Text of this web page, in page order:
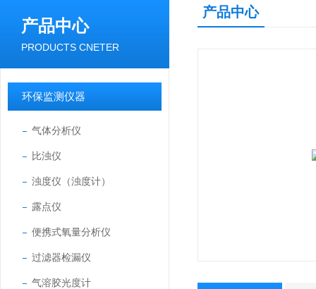
产品中心
PRODUCTS CNETER
环保监测仪器
气体分析仪
比浊仪
浊度仪（浊度计）
露点仪
便携式氧量分析仪
过滤器检漏仪
气溶胶光度计
产品中心